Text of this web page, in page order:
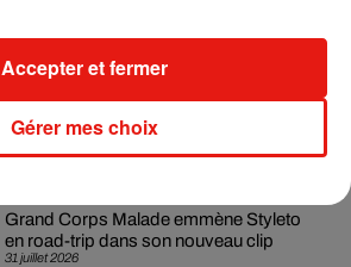
4 août 2026
Ariana Grande prendra une pause après
sa tournée mondiale
31 juillet 2026
Grand Corps Malade emmène Styleto
en road-trip dans son nouveau clip
Gérer mes choix
Accepter et fermer